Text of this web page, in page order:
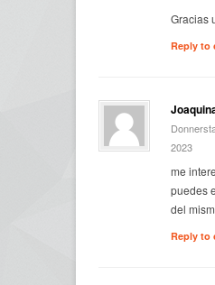
Gracias
Reply to
2023
me
puedes
del
Reply to